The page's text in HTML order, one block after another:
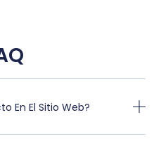
En El Sitio Web?